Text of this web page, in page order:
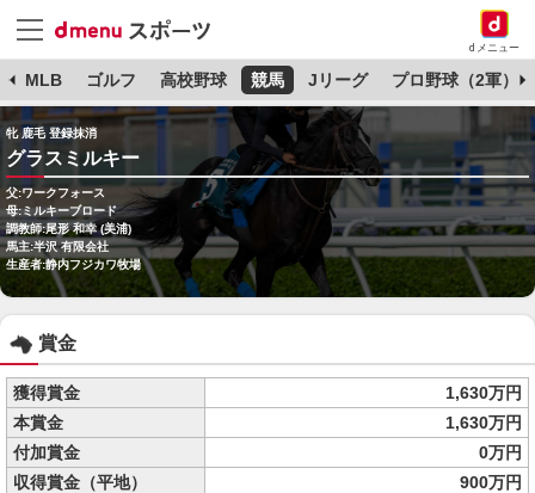
dメニュー
MLB ゴルフ 高校野球 競馬 Jリーグ プロ野球（2軍）
牝 鹿毛 登録抹消
グラスミルキー
父:ワークフォース
母:ミルキーブロード
調教師:尾形 和幸 (美浦)
馬主:半沢 有限会社
生産者:静内フジカワ牧場
賞金
獲得賞金
1,630万円
本賞金
1,630万円
付加賞金
0万円
収得賞金（平地）
900万円